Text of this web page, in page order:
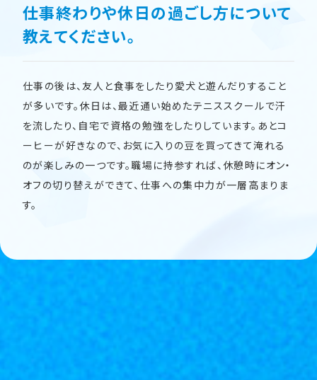
仕事終わりや休日の過ごし方について
教えてください。
仕事の後は、友人と食事をしたり愛犬と遊んだりすること
が多いです。休日は、最近通い始めたテニススクールで汗
を流したり、自宅で資格の勉強をしたりしています。あとコ
ーヒーが好きなので、お気に入りの豆を買ってきて淹れる
のが楽しみの一つです。職場に持参すれば、休憩時にオン・
オフの切り替えができて、仕事への集中力が一層高まりま
す。